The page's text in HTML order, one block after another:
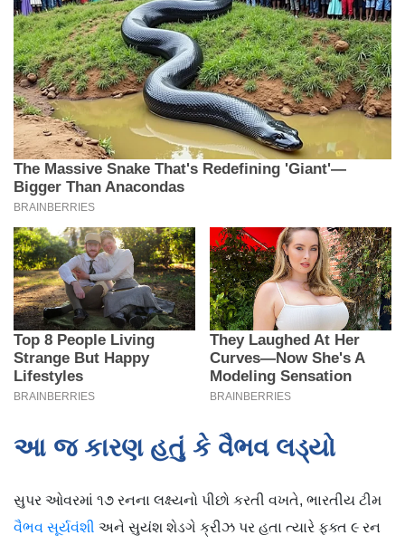
આ જ કારણ હતું કે વૈભવ લડ્યો
સુપર ઓવરમાં ૧૭ રનના લક્ષ્યનો પીછો કરતી વખતે, ભારતીય ટીમ
વૈભવ સૂર્યવંશી અને સુયંશ શેડગે ક્રીઝ પર હતા ત્યારે ફક્ત ૯ રન